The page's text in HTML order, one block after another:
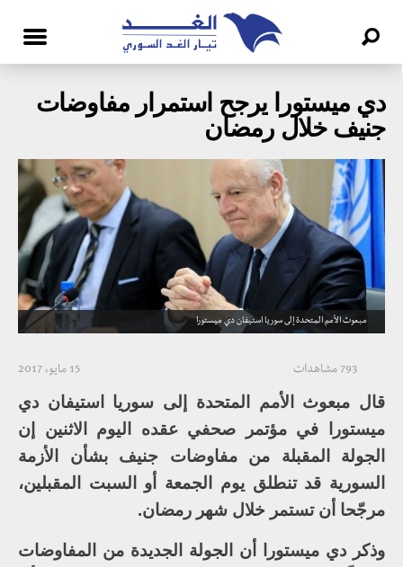
دي ميستورا يرجح استمرار مفاوضات
جنيف خلال رمضان
مبعوث الأمم المتحدة إلى سوريا استيفان دي ميستورا
15 مايو، 2017 793 مشاهدات
قال مبعوث الأمم المتحدة إلى سوريا استيفان دي
ميستورا في مؤتمر صحفي عقده اليوم الاثنين إن
الجولة المقبلة من مفاوضات جنيف بشأن الأزمة
السورية قد تنطلق يوم الجمعة أو السبت المقبلين،
مرجّحا أن تستمر خلال شهر رمضان.
وذكر دي ميستورا أن الجولة الجديدة من المفاوضات